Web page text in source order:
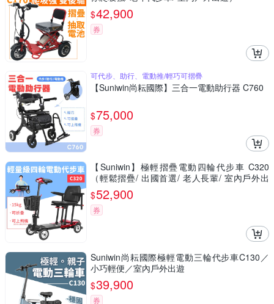
$42,900
券
可代步、助行、電動推/輕巧可摺疊
【Suniwin尚耘國際】三合一電動助行器 C760
$75,000
券
【Suniwin】極輕摺疊電動四輪代步車 C320
（輕鬆摺疊/ 出國首選/ 老人長輩/ 室內戶外出
遊）
$52,900
券
Suniwin尚耘國際極輕電動三輪代步車C130／
小巧輕便／室內戶外出遊
$39,900
券